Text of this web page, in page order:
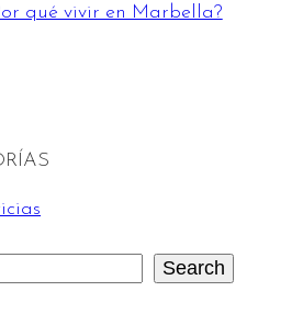
qué vivir en Marbella?
Search